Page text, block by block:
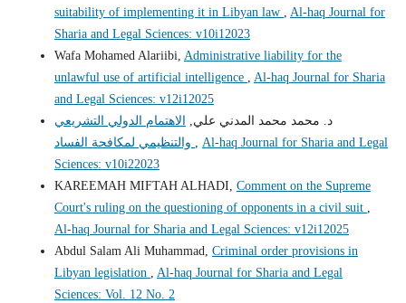
suitability of implementing it in Libyan law , Al-haq Journal for
Sharia and Legal Sciences: v10i12023
Wafa Mohamed Alariibi, Administrative liability for the
unlawful use of artificial intelligence , Al-haq Journal for Sharia
and Legal Sciences: v12i12025
د. محمد محمد المدني علي,
الاهتمام الدولي التشريعي
, Al-haq Journal for Sharia and Legal
Sciences: v10i22023
KAREEMAH MIFTAH ALHADI, Comment on the Supreme
Court's ruling on the questioning of opponents in a civil suit ,
Al-haq Journal for Sharia and Legal Sciences: v12i12025
Abdul Salam Ali Muhammad, Criminal order provisions in
Libyan legislation , Al-haq Journal for Sharia and Legal
Sciences: Vol. 12 No. 2